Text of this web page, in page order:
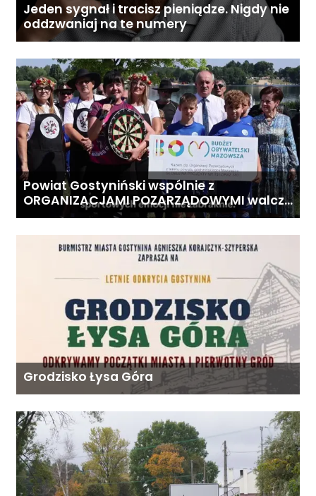
Jeden sygnał i tracisz pieniądze. Nigdy nie
oddzwaniaj na te numery
Powiat Gostyniński wspólnie z
ORGANIZACJAMI POZARZĄDOWYMI walczą
o środki z Budżetu Obywatelskiego
terenu!
Grodzisko Łysa Góra